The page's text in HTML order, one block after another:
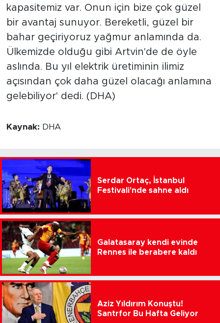
kapasitemiz var. Onun için bize çok güzel
bir avantaj sunuyor. Bereketli, güzel bir
bahar geçiriyoruz yağmur anlamında da.
Ülkemizde olduğu gibi Artvin'de de öyle
aslında. Bu yıl elektrik üretiminin ilimiz
açısından çok daha güzel olacağı anlamına
gelebiliyor' dedi. (DHA)
Kaynak: DHA
Serdar Ortaç, İstanbul
Festivali'nde sahne aldı
Galatasaray kendi evinde
Rennes ile berabere kaldı
Aziz Yıldırım Konuştu!
Santrfor Bu Hafta Geliyor